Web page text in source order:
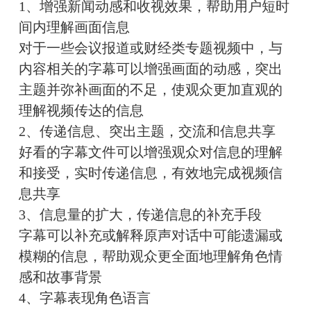
1、增强新闻动感和收视效果，帮助用户短时
间内理解画面信息
对于一些会议报道或财经类专题视频中，与
内容相关的字幕可以增强画面的动感，突出
主题并弥补画面的不足，使观众更加直观的
理解视频传达的信息
2、传递信息、突出主题，交流和信息共享
好看的字幕文件可以增强观众对信息的理解
和接受，实时传递信息，有效地完成视频信
息共享
3、信息量的扩大，传递信息的补充手段
字幕可以补充或解释原声对话中可能遗漏或
模糊的信息，帮助观众更全面地理解角色情
感和故事背景
4、字幕表现角色语言